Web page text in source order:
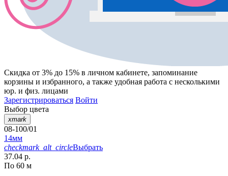
Скидка от 3% до 15% в личном кабинете, запоминание
корзины и избранного, а также удобная работа с несколькими
юр. и физ. лицами
Зарегистрироваться Войти
Выбор цвета
xmark
08-100/01
14мм
checkmark_alt_circleВыбрать
37.04 р.
По 60 м